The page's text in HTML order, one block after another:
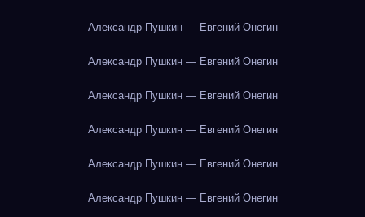
Александр Пушкин — Евгений Онегин
Александр Пушкин — Евгений Онегин
Александр Пушкин — Евгений Онегин
Александр Пушкин — Евгений Онегин
Александр Пушкин — Евгений Онегин
Александр Пушкин — Евгений Онегин